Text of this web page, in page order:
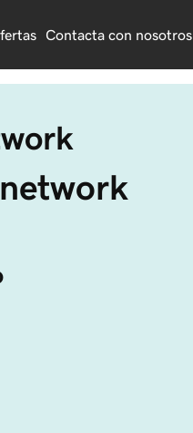
Contacta con nosotros